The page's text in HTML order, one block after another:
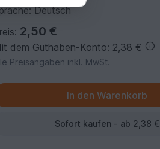
Deutsch
2,50 €
dem Guthaben-Konto: 2,38 €
Preisangaben inkl. MwSt.
Sofort kaufen - ab 2,38 €